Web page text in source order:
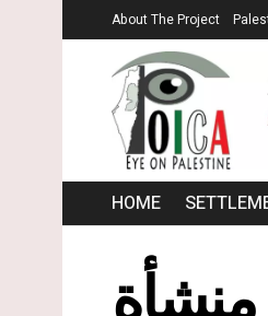
About The Project
HOME
بهدم منشأة